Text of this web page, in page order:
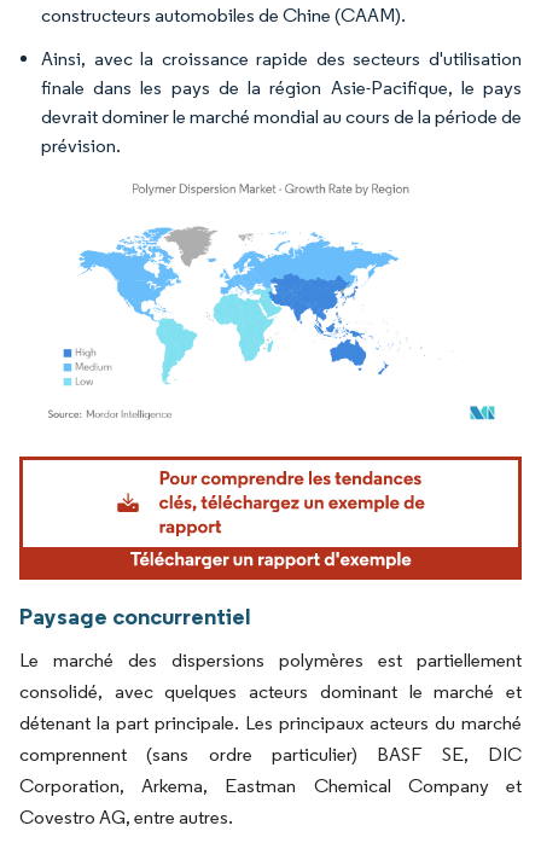
constructeurs automobiles de Chine (CAAM).
Ainsi, avec la croissance rapide des secteurs d'utilisation
finale dans les pays de la région Asie-Pacifique, le pays
devrait dominer le marché mondial au cours de la période de
prévision.
Image © Mordor Intelligence. La réutilisation nécessite une attribution sous CC BY
Paysage concurrentiel
Le marché des dispersions polymères est partiellement
consolidé, avec quelques acteurs dominant le marché et
détenant la part principale. Les principaux acteurs du marché
comprennent (sans ordre particulier) BASF SE, DIC
Corporation, Arkema, Eastman Chemical Company et
Covestro AG, entre autres.